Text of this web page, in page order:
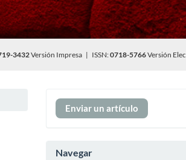
3432Versión Impresa | ISSN:0718-5766Versión
Enviar
un
Enviar un artículo
Navegar